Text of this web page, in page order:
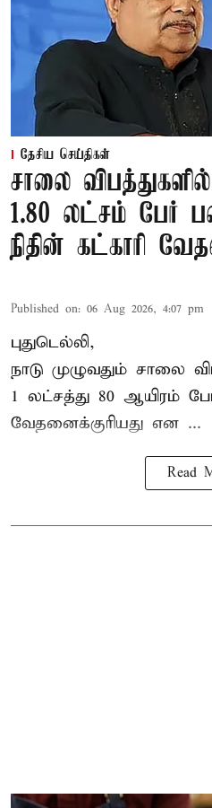
தேசிய செய்திகள்
சாலை
1.80 லட்சம் பேர்
நிதின் கட்காரி
Published on: 06 Aug 2026, 4:07 pm
புதுடெல்லி,
நாடு முழுவதும் சாலை
1 லட்சத்து 80 ஆயிரம்
வேதனைக்குரியது என ...
Read